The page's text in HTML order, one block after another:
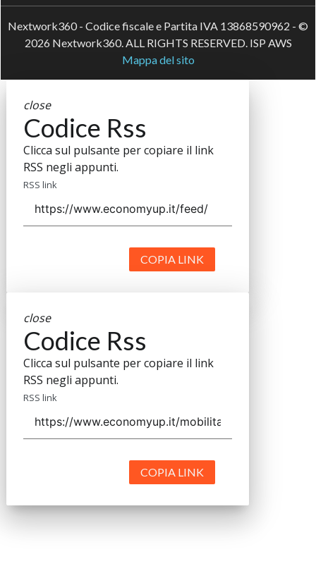
Nextwork360 - Codice fiscale e Partita IVA 13868590962 - ©
2026 Nextwork360. ALL RIGHTS RESERVED. ISP AWS
Mappa del sito
close
Codice Rss
Clicca sul pulsante per copiare il link
RSS negli appunti.
RSS link
COPIA LINK
close
Codice Rss
Clicca sul pulsante per copiare il link
RSS negli appunti.
RSS link
COPIA LINK